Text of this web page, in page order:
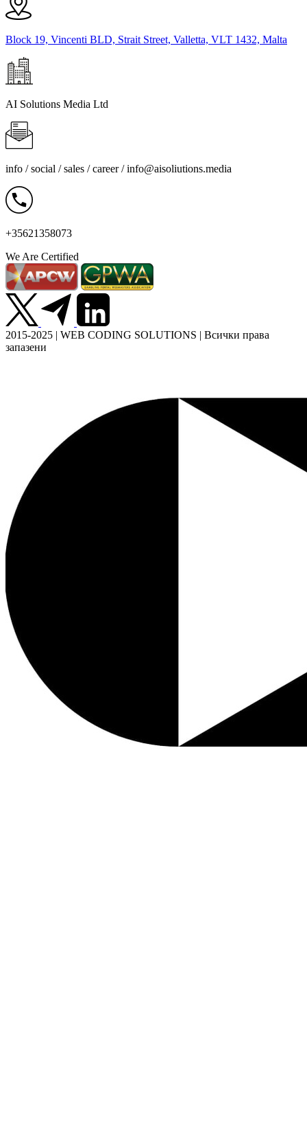
Block 19, Vincenti BLD, Strait Street, Valletta, VLT 1432, Malta
AI Solutions Media Ltd
info / social / sales / career /info@aisoliutions.media
+35621358073
We Are Certified
2015-2025 | WEB CODING SOLUTIONS | Всички права
запазени